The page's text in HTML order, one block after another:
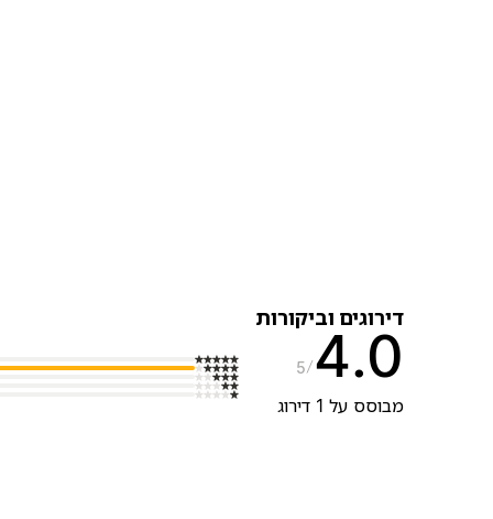
דירוגים וביקורות
4.0
5
מבוסס על 1 דירוג